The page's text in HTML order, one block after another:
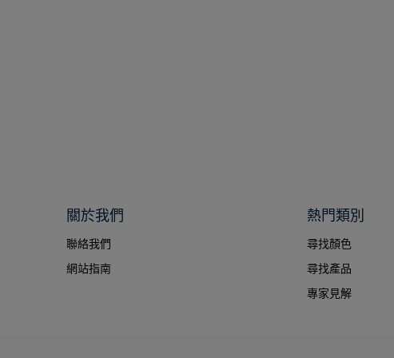
關於我們
聯絡我們
網站指南
熱門類別
尋找顏色
尋找產品
專家見解